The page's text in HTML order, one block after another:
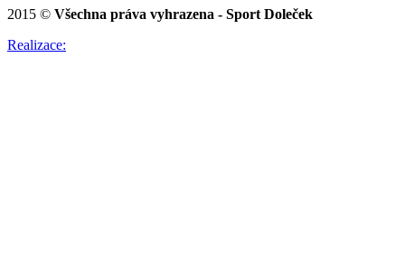
2015 © Všechna práva vyhrazena - Sport Doleček
Realizace: